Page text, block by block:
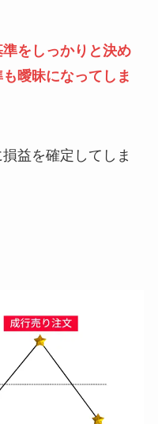
をしっかりと決め
曖昧になってしま
益を確定してしま